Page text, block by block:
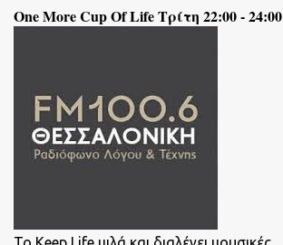
One More Cup Of Life Τρίτη 22:00 - 24:00